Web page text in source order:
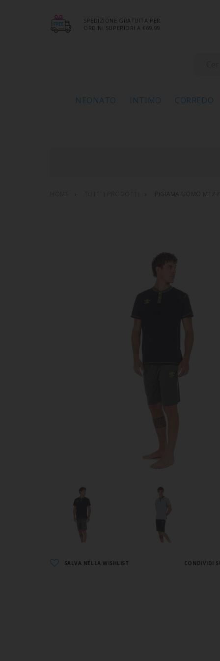
SPEDIZIONE GRATUITA PER
ORDINI SUPERIORI A €69,99
NEONATO INTIMO CORREDO
PIGIAMA UOMO
SALVA NELLA WISHLIST CONDIVIDI